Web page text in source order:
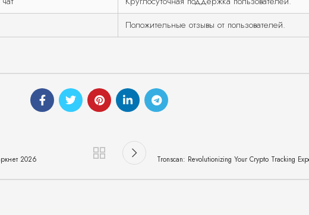
Положительные отзывы от пользователей.
2026
Tronscan: Revolutionizing Your Crypto Tracking